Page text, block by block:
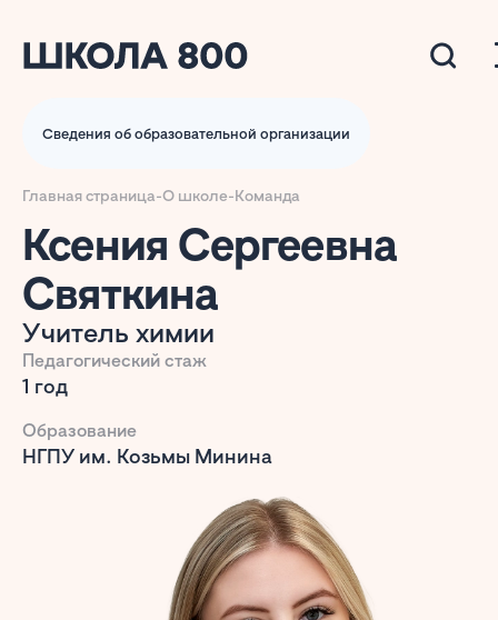
Сведения об образовательной организации
Главная страница-О школе-Команда
Ксения Сергеевна
Святкина
Учитель химии
Педагогический стаж
1 год
Образование
НГПУ им. Козьмы Минина